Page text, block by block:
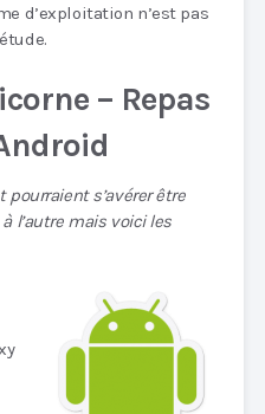
d’exploitation n’est pas
– Repas
s’avérer être
l’autre mais voici les